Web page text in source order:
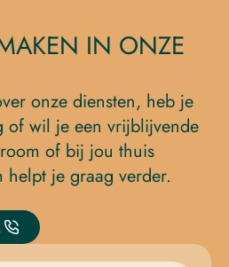
IN ONZE
onze diensten, heb je
of wil je een vrijblijvende
of bij jou thuis
helpt je graag verder.